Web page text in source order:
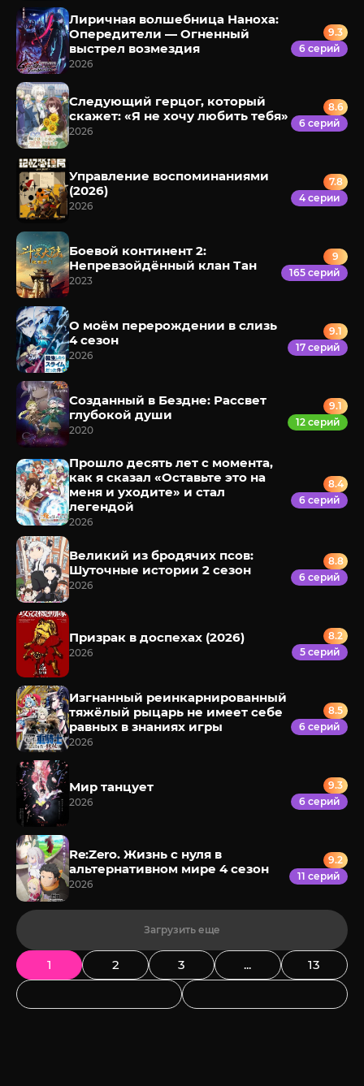
Лиричная волшебница Наноха:
Опередители — Огненный
выстрел возмездия
2026
9.3
6 серий
Следующий герцог, который
скажет: «Я не хочу любить тебя»
2026
8.6
6 серий
Управление воспоминаниями
(2026)
2026
7.8
4 серии
Боевой континент 2:
Непревзойдённый клан Тан
2023
9
165 серий
О моём перерождении в слизь
4 сезон
2026
9.1
17 серий
Созданный в Бездне: Рассвет
глубокой души
2020
9.1
12 серий
Прошло десять лет с момента,
как я сказал «Оставьте это на
меня и уходите» и стал
легендой
2026
8.4
6 серий
Великий из бродячих псов:
Шуточные истории 2 сезон
2026
8.8
6 серий
Призрак в доспехах (2026)
2026
8.2
5 серий
Изгнанный реинкарнированный
тяжёлый рыцарь не имеет себе
равных в знаниях игры
2026
8.5
6 серий
Мир танцует
2026
9.3
6 серий
Re:Zero. Жизнь с нуля в
альтернативном мире 4 сезон
2026
9.2
11 серий
Загрузить еще
1 2 3 ... 13